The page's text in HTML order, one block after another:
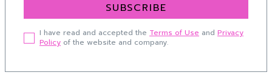
SUBSCRIBE
I have read and accepted the Terms of Use and Privacy
Policy of the website and company.